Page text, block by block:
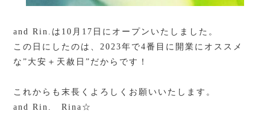
and Rin.は10月17日にオープンいたしました。
この日にしたのは、2023年で4番目に開業にオススメ
な”大安＋天赦日”だからです！
これからも末長くよろしくお願いいたします。
and Rin. Rina☆